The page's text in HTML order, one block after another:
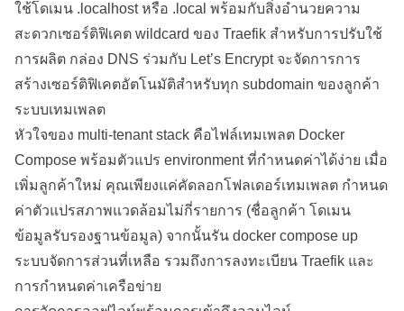
ใช้โดเมน .localhost หรือ .local พร้อมกับสิ่งอำนวยความ
สะดวกเซอร์ติฟิเคต wildcard ของ Traefik สำหรับการปรับใช้
การผลิต กล่อง DNS ร่วมกับ Let’s Encrypt จะจัดการการ
สร้างเซอร์ติฟิเคตอัตโนมัติสำหรับทุก subdomain ของลูกค้า
ระบบเทมเพลต
หัวใจของ multi-tenant stack คือไฟล์เทมเพลต Docker
Compose พร้อมตัวแปร environment ที่กำหนดค่าได้ง่าย เมื่อ
เพิ่มลูกค้าใหม่ คุณเพียงแค่คัดลอกโฟลเดอร์เทมเพลต กำหนด
ค่าตัวแปรสภาพแวดล้อมไม่กี่รายการ (ชื่อลูกค้า โดเมน
ข้อมูลรับรองฐานข้อมูล) จากนั้นรัน docker compose up
ระบบจัดการส่วนที่เหลือ รวมถึงการลงทะเบียน Traefik และ
การกำหนดค่าเครือข่าย